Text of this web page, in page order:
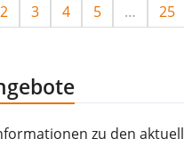
2 3 4 5 … 25
zu den aktuell